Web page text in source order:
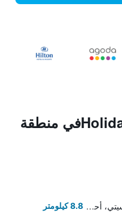
استكشف فنادق Holiday Innفي منطقة
هوليداي إن آند سويتس دبي فيستيفال سيتي، أحد الفنادق من مجموعة فنادق إنتركونتيننتال 8.8 كيلومتر